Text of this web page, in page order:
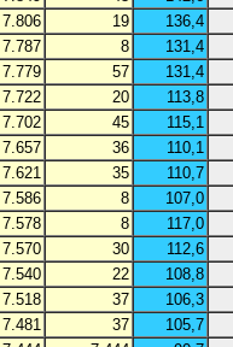
7.806 19
136,4
7.787 8
131,4
7.779 57
131,4
7.722 20
113,8
7.702 45
115,1
7.657 36
110,1
7.621 35
110,7
7.586 8
107,0
7.578 8
117,0
7.570 30
112,6
7.540 22
108,8
7.518 37
106,3
7.481 37
105,7